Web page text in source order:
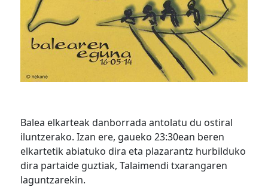
Balea elkarteak danborrada antolatu du ostiral
iluntzerako. Izan ere, gaueko 23:30ean beren
elkartetik abiatuko dira eta plazarantz hurbilduko
dira partaide guztiak, Talaimendi txarangaren
laguntzarekin.